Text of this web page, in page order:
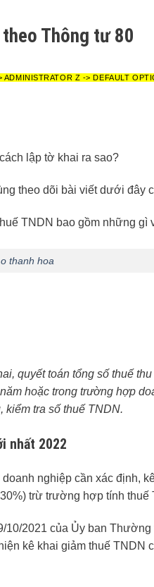
Thông tư 80
ADMINISTRATOR Z -> DEFAULT
lập tờ khai ra sao?
theo dõi bài viết dưới đây
thanh hoa
quyết toán tổng số thuế
hoặc trong trường hợp
kiểm tra số thuế TNDN.
nhất 2022
nghiệp cần xác định,
trừ trường hợp tính thuế
10/2021 của Ủy ban
kê khai giảm thuế TNDN